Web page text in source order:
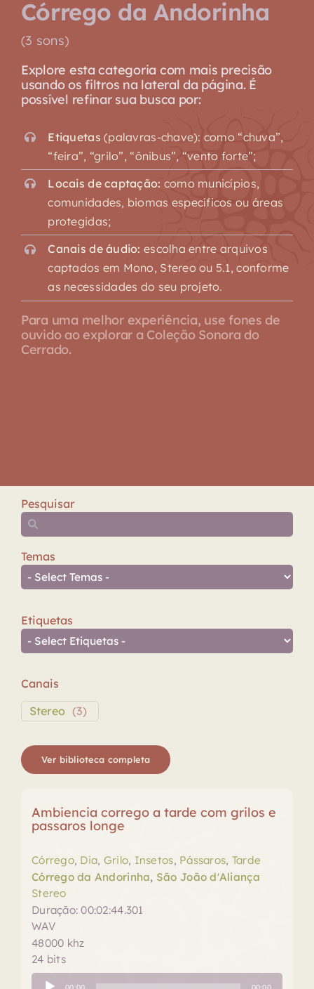
Córrego da Andorinha
(3 sons)
Explore esta categoria com mais precisão
usando os filtros na lateral da página. É
possível refinar sua busca por:
Etiquetas (palavras-chave): como “chuva”,
“feira”, “grilo”, “ônibus”, “vento forte”;
Locais de captação: como municípios,
comunidades, biomas específicos ou áreas
protegidas;
Canais de áudio: escolha entre arquivos
captados em Mono, Stereo ou 5.1, conforme
as necessidades do seu projeto.
Para uma melhor experiência, use fones de
ouvido ao explorar a Coleção Sonora do
Cerrado.
Pesquisar
Temas
Etiquetas
Canais
Stereo (3)
Ver biblioteca completa
Ambiencia corrego a tarde com grilos e
passaros longe
Córrego, Dia, Grilo, Insetos, Pássaros, Tarde
Córrego da Andorinha, São João d'Aliança
Stereo
Duração: 00:02:44.301
WAV
48000 khz
24 bits
Tocador